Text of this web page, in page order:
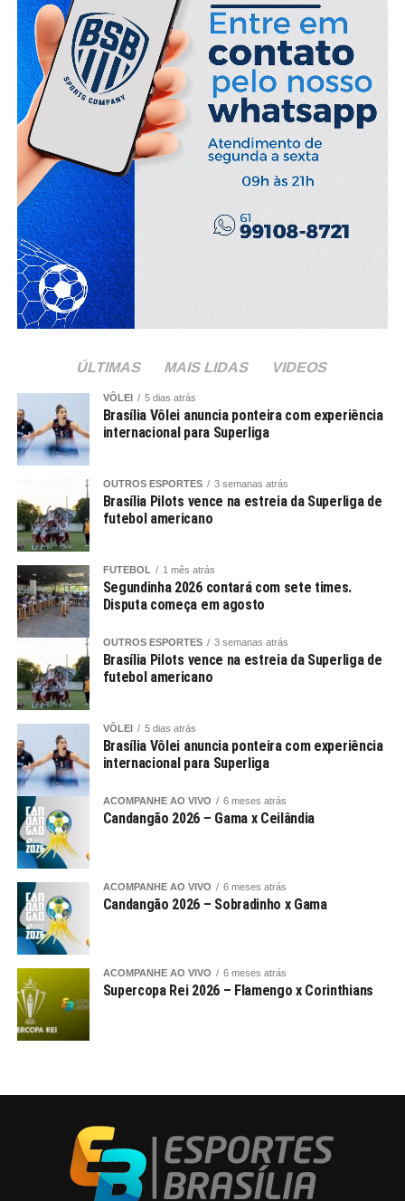
ÚLTIMAS MAIS LIDAS VIDEOS
VÔLEI 5 dias atrás
Brasília Vôlei anuncia ponteira com experiência
internacional para Superliga
OUTROS ESPORTES 3 semanas atrás
Brasília Pilots vence na estreia da Superliga de
futebol americano
FUTEBOL 1 mês atrás
Segundinha 2026 contará com sete times.
Disputa começa em agosto
OUTROS ESPORTES 3 semanas atrás
Brasília Pilots vence na estreia da Superliga de
futebol americano
VÔLEI 5 dias atrás
Brasília Vôlei anuncia ponteira com experiência
internacional para Superliga
ACOMPANHE AO VIVO 6 meses atrás
Candangão 2026 – Gama x Ceilândia
ACOMPANHE AO VIVO 6 meses atrás
Candangão 2026 – Sobradinho x Gama
ACOMPANHE AO VIVO 6 meses atrás
Supercopa Rei 2026 – Flamengo x Corinthians